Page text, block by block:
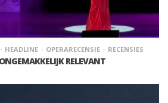
HEADLINE OPERARECENSIE RECENSIES
RELEVANT